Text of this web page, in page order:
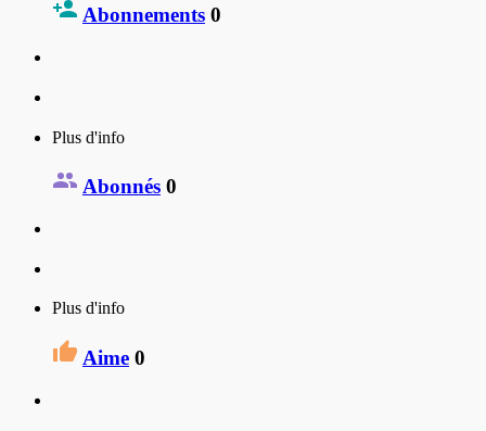
Abonnements 0
Plus d'info
Abonnés 0
Plus d'info
Aime 0